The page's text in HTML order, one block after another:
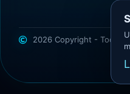
2026 Copyright - Todos